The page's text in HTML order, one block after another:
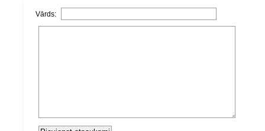
Vārds: